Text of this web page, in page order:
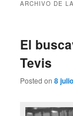
ARCHIVO DE
El
Tevis
Posted on8